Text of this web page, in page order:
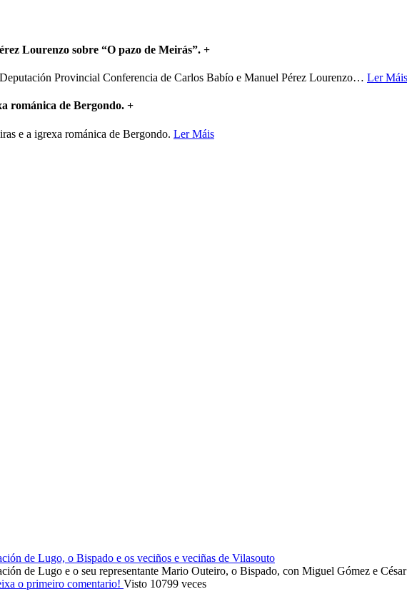
Lourenzo sobre “O pazo de Meirás”. +
Provincial Conferencia de Carlos Babío e Manuel Pérez Lourenzo… Ler Máis
románica de Bergondo. +
e a igrexa románica de Bergondo. Ler Máis
de Lugo, o Bispado e os veciños e veciñas de Vilasouto
de Lugo e o seu representante Mario Outeiro, o Bispado, con Miguel Gómez e
o primeiro comentario! Visto 10799 veces